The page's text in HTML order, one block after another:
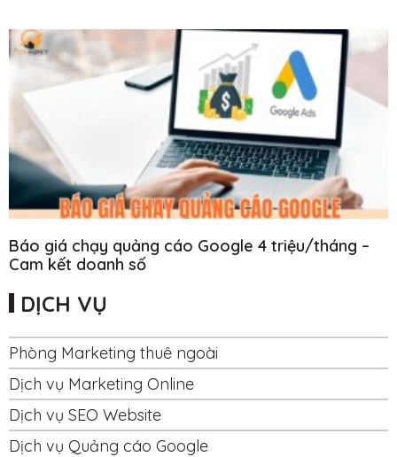
Báo giá chạy quảng cáo Google 4 triệu/tháng –
Cam kết doanh số
DỊCH VỤ
Phòng Marketing thuê ngoài
Dịch vụ Marketing Online
Dịch vụ SEO Website
Dịch vụ Quảng cáo Google